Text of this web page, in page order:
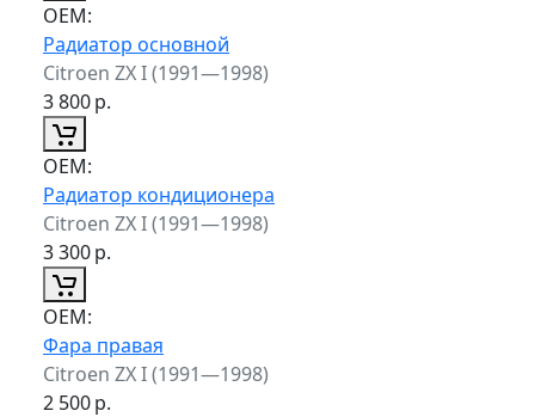
ОЕМ:
Радиатор основной
Citroen ZX I (1991—1998)
3 800р.
ОЕМ:
Радиатор кондиционера
Citroen ZX I (1991—1998)
3 300р.
ОЕМ:
Фара правая
Citroen ZX I (1991—1998)
2 500р.